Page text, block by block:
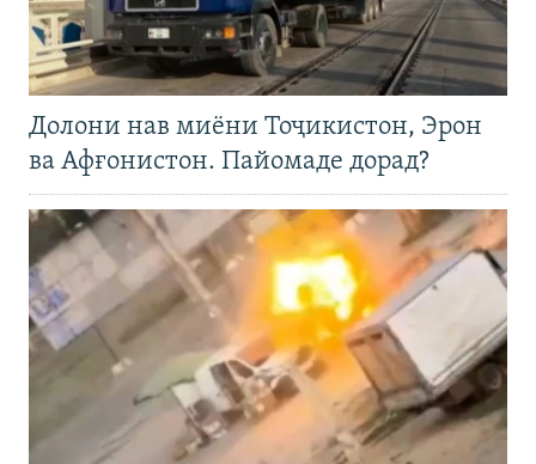
Долони нав миёни Тоҷикистон, Эрон
ва Афғонистон. Пайомаде дорад?